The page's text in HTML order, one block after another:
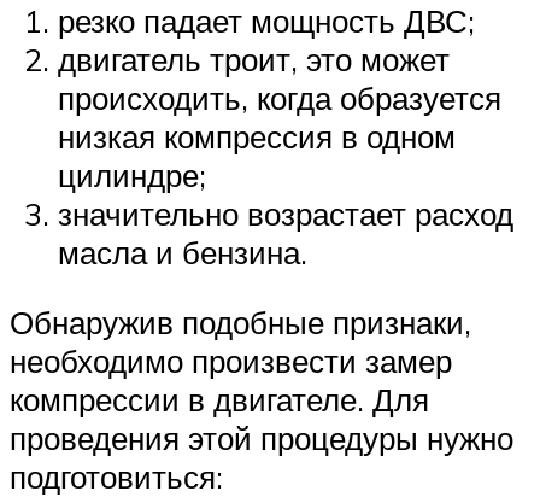
резко падает мощность ДВС;
двигатель троит, это может
происходить, когда образуется
низкая компрессия в одном
цилиндре;
значительно возрастает расход
масла и бензина.
Обнаружив подобные признаки,
необходимо произвести замер
компрессии в двигателе. Для
проведения этой процедуры нужно
подготовиться: